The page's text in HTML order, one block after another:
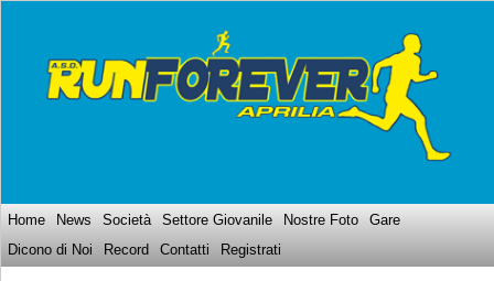
Home News Società Settore Giovanile Nostre Foto
Gare
Dicono di Noi
Record Contatti Registrati